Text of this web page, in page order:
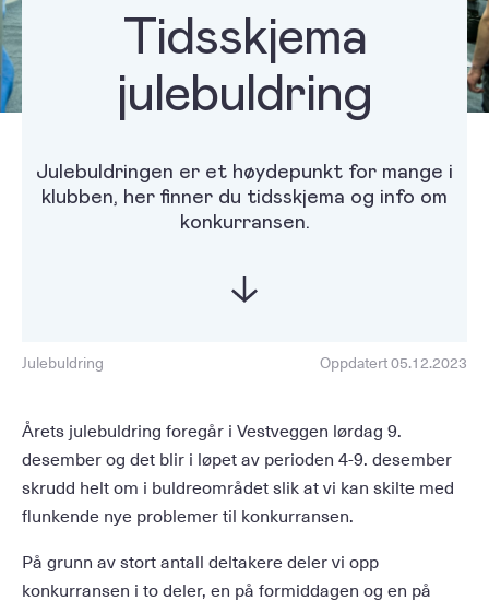
Tidsskjema
julebuldring
Julebuldringen er et høydepunkt for mange i
klubben, her finner du tidsskjema og info om
konkurransen.
Julebuldring Oppdatert 05.12.2023
Årets julebuldring foregår i Vestveggen lørdag 9.
desember og det blir i løpet av perioden 4-9. desember
skrudd helt om i buldreområdet slik at vi kan skilte med
flunkende nye problemer til konkurransen.
På grunn av stort antall deltakere deler vi opp
konkurransen i to deler, en på formiddagen og en på